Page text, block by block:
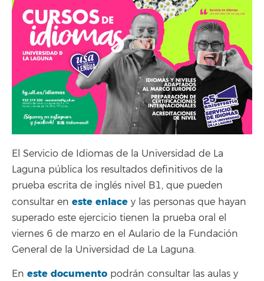
El Servicio de Idiomas de la Universidad de La
Laguna pública los resultados definitivos de la
prueba escrita de inglés nivel B1, que pueden
consultar en este enlace y las personas que hayan
superado este ejercicio tienen la prueba oral el
viernes 6 de marzo en el Aulario de la Fundación
General de la Universidad de La Laguna.
En este documento podrán consultar las aulas y